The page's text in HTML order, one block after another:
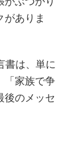
がありま
書は、単に
「家族で争
後のメッセ